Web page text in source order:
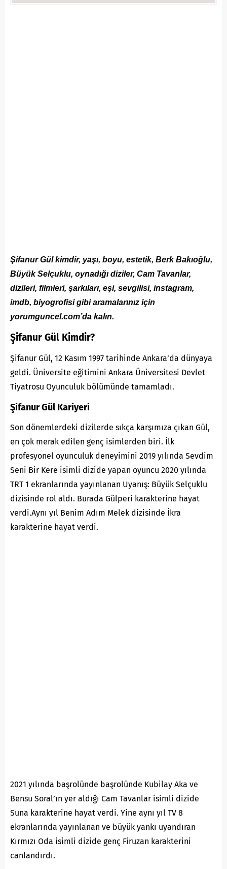
Şifanur Gül kimdir, yaşı, boyu, estetik, Berk Bakıoğlu,
Büyük Selçuklu, oynadığı diziler, Cam Tavanlar,
dizileri, filmleri, şarkıları, eşi, sevgilisi, instagram,
imdb, biyogrofisi gibi aramalarınız için
yorumguncel.com’da kalın.
Şifanur Gül Kimdir?
Şifanur Gül, 12 Kasım 1997 tarihinde Ankara’da dünyaya
geldi. Üniversite eğitimini Ankara Üniversitesi Devlet
Tiyatrosu Oyunculuk bölümünde tamamladı.
Şifanur Gül Kariyeri
Son dönemlerdeki dizilerde sıkça karşımıza çıkan Gül,
en çok merak edilen genç isimlerden biri. İlk
profesyonel oyunculuk deneyimini 2019 yılında Sevdim
Seni Bir Kere isimli dizide yapan oyuncu 2020 yılında
TRT 1 ekranlarında yayınlanan Uyanış: Büyük Selçuklu
dizisinde rol aldı. Burada Gülperi karakterine hayat
verdi.Aynı yıl Benim Adım Melek dizisinde İkra
karakterine hayat verdi.
2021 yılında başrolünde başrolünde Kubilay Aka ve
Bensu Soral’ın yer aldığı Cam Tavanlar isimli dizide
Suna karakterine hayat verdi. Yine aynı yıl TV 8
ekranlarında yayınlanan ve büyük yankı uyandıran
Kırmızı Oda isimli dizide genç Firuzan karakterini
canlandırdı.